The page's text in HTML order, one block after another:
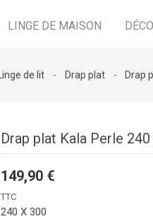
LINGE DE MAISON
Linge de lit Drap plat Drap
Drap plat Kala Perle
149,90 €
TTC
240 X 300